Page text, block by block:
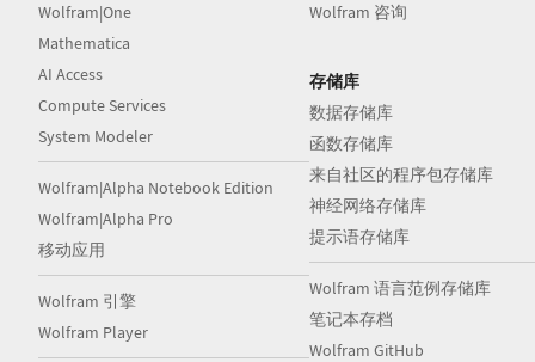
Wolfram|One
Mathematica
AI Access
Compute Services
System Modeler
Wolfram|Alpha Notebook Edition
Wolfram|Alpha Pro
移动应用
Wolfram 引擎
Wolfram Player
Wolfram 咨询
存储库
数据存储库
函数存储库
来自社区的程序包存储库
神经网络存储库
提示语存储库
Wolfram 语言范例存储库
笔记本存档
Wolfram GitHub